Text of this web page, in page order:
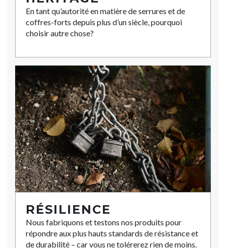
En tant qu’autorité en matière de serrures et de
coffres-forts depuis plus d’un siècle, pourquoi
choisir autre chose?
RÉSILIENCE
Nous fabriquons et testons nos produits pour
répondre aux plus hauts standards de résistance et
de durabilité – car vous ne tolérerez rien de moins.